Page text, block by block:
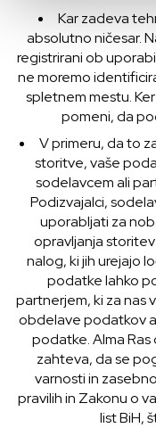
Kar zadeva
absolutno ničesar.
registrirani ob
ne moremo
spletnem mestu.
pomeni, da
V primeru, da to
storitve, vaše
sodelavcem ali
Podizvajalci,
uporabljati za
opravljanja
nalog, ki jih urejajo
podatke lahko
partnerjem, ki za nas
obdelave podatkov
podatke. Alma
zahteva, da se
varnosti in
pravilih in Zakonu o
list BiH,